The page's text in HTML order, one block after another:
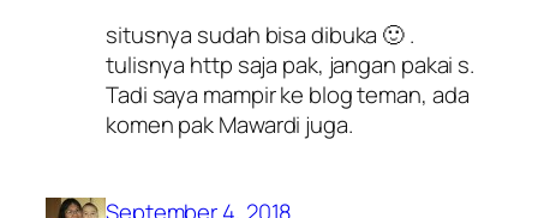
situsnya sudah bisa dibuka 🙂 .
tulisnya http saja pak, jangan pakai s.
Tadi saya mampir ke blog teman, ada
komen pak Mawardi juga.